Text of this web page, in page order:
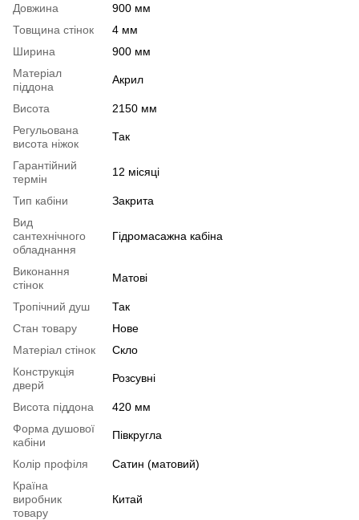
Довжина
900 мм
Товщина стінок
4 мм
Ширина
900 мм
Матеріал
піддона
Акрил
Висота
2150 мм
Регульована
висота ніжок
Так
Гарантійний
термін
12 місяці
Тип кабіни
Закрита
Вид
сантехнічного
обладнання
Гідромасажна кабіна
Виконання
стінок
Матові
Тропічний душ
Так
Стан товару
Нове
Матеріал стінок
Скло
Конструкція
дверй
Розсувні
Висота піддона
420 мм
Форма душової
кабіни
Півкругла
Колір профіля
Сатин (матовий)
Країна
виробник
товару
Китай